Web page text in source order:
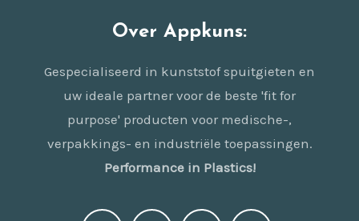
Over Appkuns:
Gespecialiseerd in kunststof spuitgieten en
uw ideale partner voor de beste 'fit for
purpose' producten voor medische-,
verpakkings- en industriële toepassingen.
Performance in Plastics!